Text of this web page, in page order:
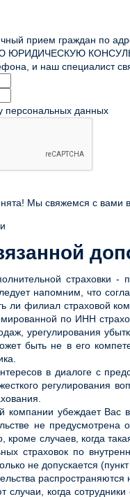
прием граждан по
ЮРИДИЧЕСКУЮ
и наш специалист
персональных данных
Мы свяжемся с вами
страховки
напомним, что
ли филиал страховой
по ИНН
урегулирования
быть не в его
в диалоге с
регулирования
компании убеждает
не
кроме случаев, когда
страховок по
не допускается
распространяются
случаи, когда